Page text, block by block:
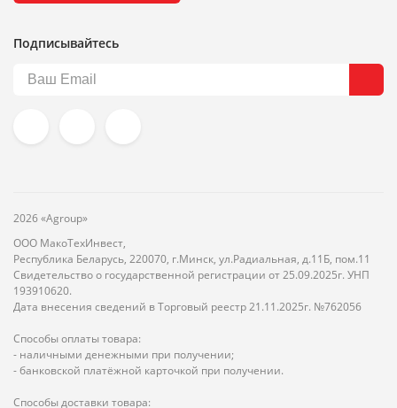
Подписывайтесь
2026 «Agroup»
ООО МакоТехИнвест,
Республика Беларусь, 220070, г.Минск, ул.Радиальная, д.11Б, пом.11
Свидетельство о государственной регистрации от 25.09.2025г. УНП
193910620.
Дата внесения сведений в Торговый реестр 21.11.2025г. №762056
Способы оплаты товара:
- наличными денежными при получении;
- банковской платёжной карточкой при получении.
Способы доставки товара: